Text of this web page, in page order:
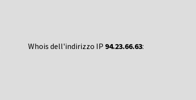
Whois dell'indirizzo IP 94.23.66.63: